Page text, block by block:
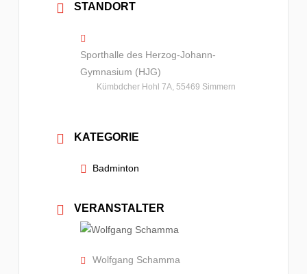
STANDORT
Sporthalle des Herzog-Johann-
Gymnasium (HJG)
Kümbdcher Hohl 7A, 55469 Simmern
KATEGORIE
Badminton
VERANSTALTER
Wolfgang Schamma